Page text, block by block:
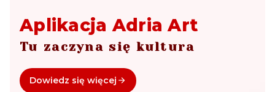
Aplikacja Adria Art
Tu zaczyna się kultura
Dowiedz się więcej